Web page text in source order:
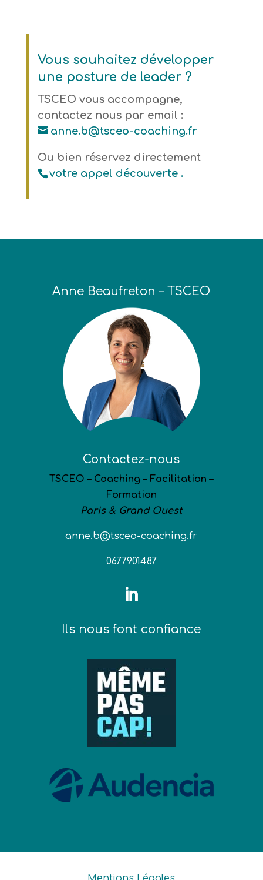
Vous souhaitez développer
une posture de leader ?
TSCEO vous accompagne,
contactez nous par email :
anne.b@tsceo-coaching.fr
Ou bien réservez directement
votre appel découverte .
Anne Beaufreton – TSCEO
Contactez-nous
TSCEO – Coaching – Facilitation –
Formation
Paris & Grand Ouest
anne.b@tsceo-coaching.fr
0677901487

Ils nous font confiance